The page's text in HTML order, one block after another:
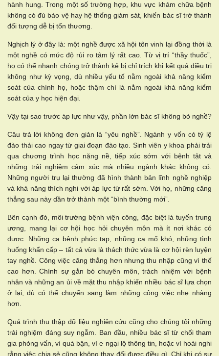
hành hung. Trong một số trường hợp, khu vực khám chữa bệnh
không có đủ bảo vệ hay hệ thống giám sát, khiến bác sĩ trở thành
đối tượng dễ bị tổn thương.
Nghịch lý ở đây là: một nghề được xã hội tôn vinh lại đồng thời là
một nghề có mức độ rủi ro tâm lý rất cao. Từ vị trí “thầy thuốc”,
họ có thể nhanh chóng trở thành kẻ bị chỉ trích khi kết quả điều trị
không như kỳ vọng, dù nhiều yếu tố nằm ngoài khả năng kiểm
soát của chính họ, hoặc thậm chí là nằm ngoài khả năng kiểm
soát của y học hiện đại.
Vậy tại sao trước áp lực như vậy, phần lớn bác sĩ không bỏ nghề?
Câu trả lời không đơn giản là “yêu nghề”. Ngành y vốn có tỷ lệ
đào thải cao ngay từ giai đoạn đào tạo. Sinh viên y khoa phải trải
qua chương trình học nặng nề, tiếp xúc sớm với bệnh tật và
những trải nghiệm cảm xúc mà nhiều ngành khác không có.
Những người trụ lại thường đã hình thành bản lĩnh nghề nghiệp
và khả năng thích nghi với áp lực từ rất sớm. Với họ, những căng
thẳng sau này dần trở thành một “bình thường mới”.
Bên cạnh đó, môi trường bệnh viện công, đặc biệt là tuyến trung
ương, mang lại cơ hội học hỏi chuyên môn mà ít nơi khác có
được. Những ca bệnh phức tạp, những ca mổ khó, những tình
huống khẩn cấp – tất cả vừa là thách thức vừa là cơ hội rèn luyện
tay nghề. Công việc căng thẳng hơn nhưng thu nhập cũng vì thế
cao hơn. Chính sự gắn bó chuyên môn, trách nhiệm với bệnh
nhân và những an ủi về mặt thu nhập khiến nhiều bác sĩ lựa chọn
ở lại, dù có thể chuyển sang làm những công việc nhẹ nhàng
hơn.
Quá trình thu thập dữ liệu nghiên cứu cũng cho chúng tôi những
trải nghiệm đáng suy ngẫm. Ban đầu, nhiều bác sĩ từ chối tham
gia phỏng vấn, vì quá bận, vì e ngại lộ thông tin, hoặc vì hoài nghi
rằng việc chia sẻ cũng không thay đổi được điều gì. Chỉ khi có sự